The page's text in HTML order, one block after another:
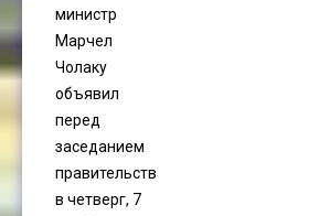
министр
Марчел
Чолаку
объявил
перед
заседанием
правительства
в четверг, 7